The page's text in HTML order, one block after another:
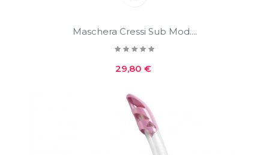
Maschera Cressi Sub Mod....
Prezzo
29,80 €